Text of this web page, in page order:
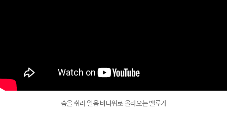
숨을 쉬러 얼음 바다위로 올라오는 벨루가